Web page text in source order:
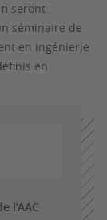
seront
séminaire de
en ingénierie
en
l’AAC